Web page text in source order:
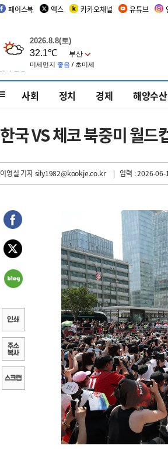
페이스북 엑스 카카오채널 유튜브
사회 정치 경제 해양수산
한국 VS 체코 북중미 월
이영실 기자sily1982@kookje.co.kr | 입력 : 2026-06-